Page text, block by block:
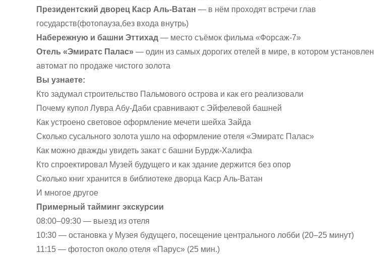
Президентский дворец Каср Аль-Ватан — в нём проходят встречи глав
государств(фотопауза,без входа внутрь)
Набережную и башни Эттихад — место съёмок фильма «Форсаж-7»
Отель «Эмиратс Палас» — один из самых дорогих отелей в мире, в котором установлен
автомат по продаже чистого золота
Вы узнаете:
Кто задумал строительство Пальмового острова и как его реализовали
Почему купол Лувра Абу-Даби сравнивают с Эйфелевой башней
Как устроено световое оформление мечети шейха Зайда
Сколько сусального золота ушло на оформление отеля «Эмиратс Палас»
Как можно дважды увидеть закат с башни Бурдж-Халифа
Кто спроектировал Музей будущего и как здание держится без опор
Сколько книг хранится в библиотеке дворца Каср Аль-Ватан
И многое другое
Примерный тайминг экскурсии
08:00–09:30 — выезд из отеля
10:30 — остановка у Музея будущего, посещение центрального лобби (20–25 минут)
11:15 — фотостоп около отеля «Парус» (25 мин.)